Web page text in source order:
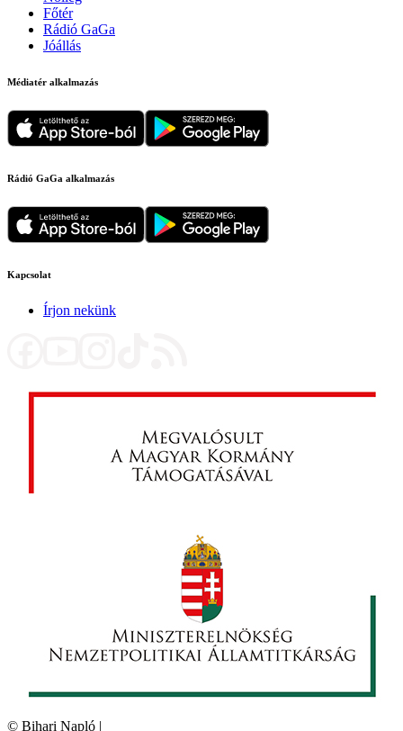
Főtér
Rádió GaGa
Jóállás
Médiatér alkalmazás
Rádió GaGa alkalmazás
Kapcsolat
Írjon nekünk
© Bihari Napló |